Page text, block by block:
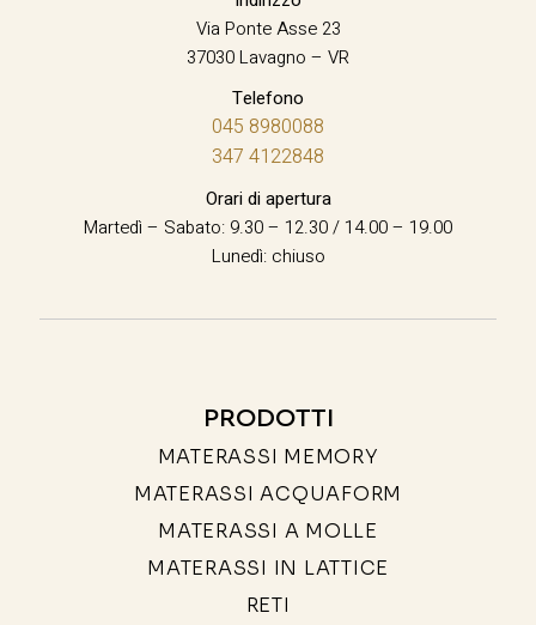
Via Ponte Asse 23
37030 Lavagno – VR
Telefono
045 8980088
347 4122848
Orari di apertura
Martedì – Sabato: 9.30 – 12.30 / 14.00 – 19.00
Lunedì: chiuso
PRODOTTI
MATERASSI MEMORY
MATERASSI ACQUAFORM
MATERASSI A MOLLE
MATERASSI IN LATTICE
RETI